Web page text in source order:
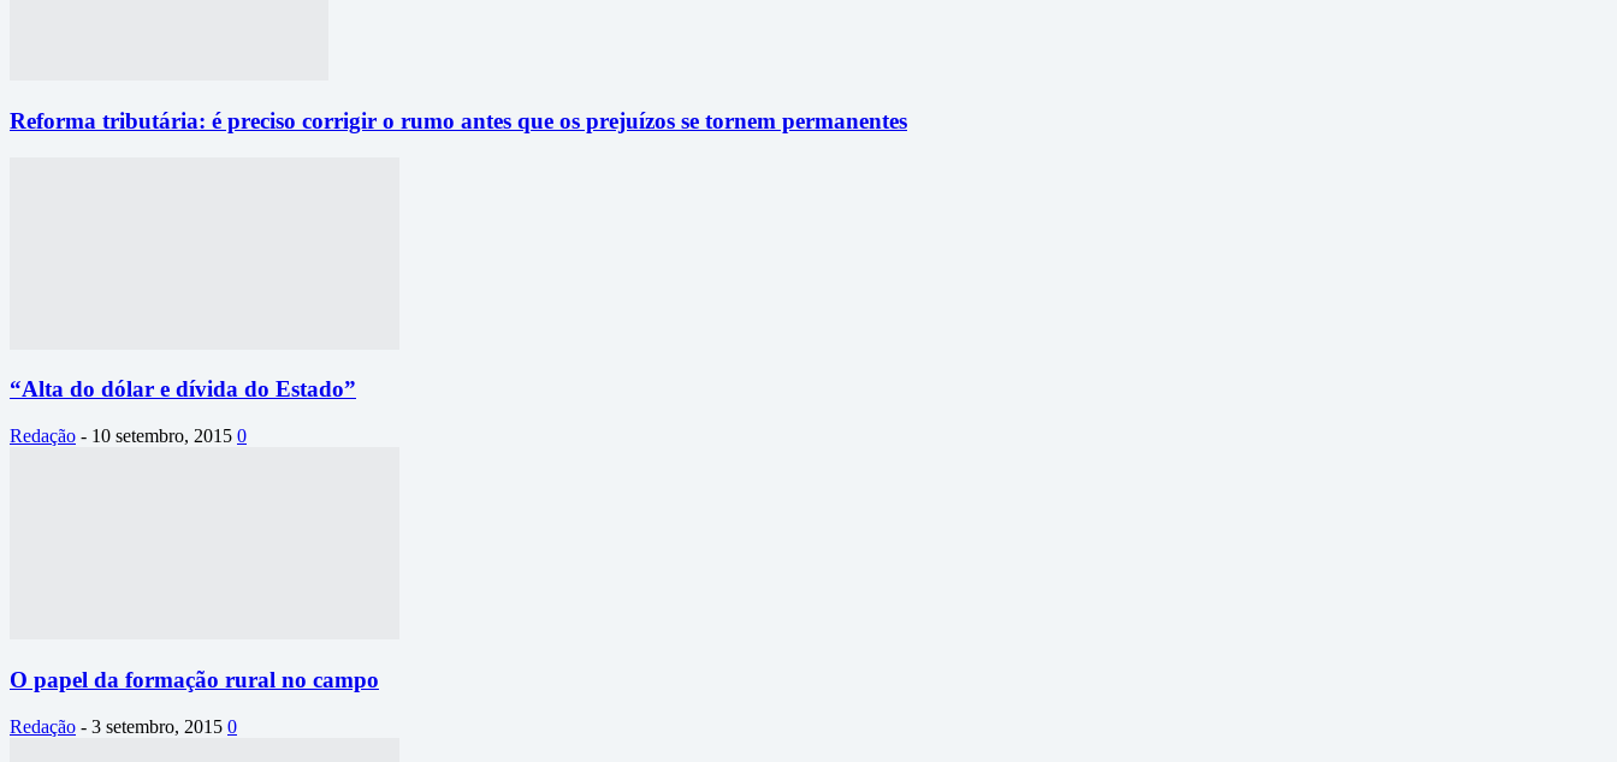
Reforma tributária: é preciso corrigir o rumo antes que os prejuízos se tornem permanentes
“Alta do dólar e dívida do Estado”
Redação - 10 setembro, 2015 0
O papel da formação rural no campo
Redação - 3 setembro, 2015 0